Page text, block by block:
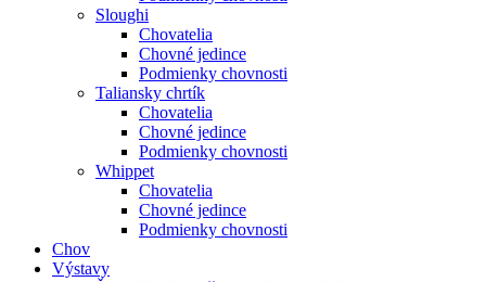
Sloughi
Chovatelia
Chovné jedince
Podmienky chovnosti
Taliansky chrtík
Chovatelia
Chovné jedince
Podmienky chovnosti
Whippet
Chovatelia
Chovné jedince
Podmienky chovnosti
Chov
Výstavy